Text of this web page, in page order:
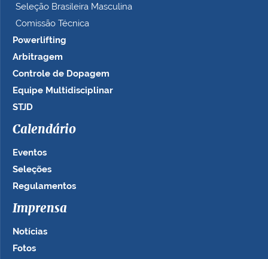
Seleção Brasileira Masculina
Comissão Técnica
Powerlifting
Arbitragem
Controle de Dopagem
Equipe Multidisciplinar
STJD
Calendário
Eventos
Seleções
Regulamentos
Imprensa
Notícias
Fotos